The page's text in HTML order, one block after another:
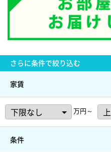
さらに条件で絞り込む
家賃
万円～
条件